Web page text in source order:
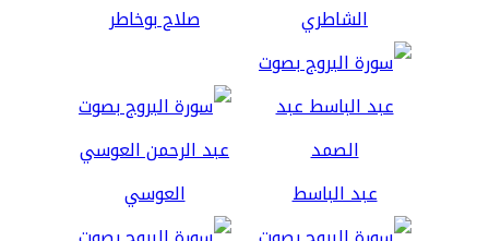
الشاطري صلاح بوخاطر
عبد الباسط العوسي